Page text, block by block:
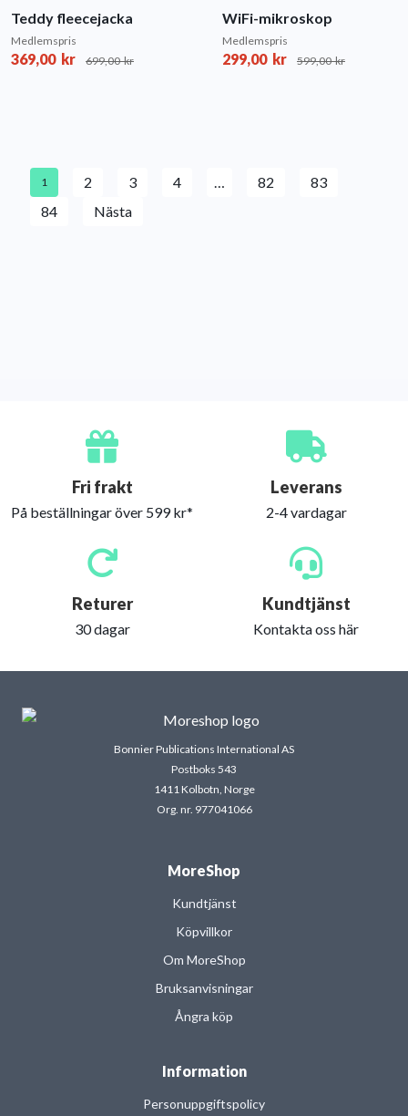
Teddy fleecejacka
Medlemspris
369,00 kr 699,00kr
WiFi-mikroskop
Medlemspris
299,00 kr 599,00kr
1 2 3 4 … 82
83
84
Nästa
Fri frakt
På beställningar över 599 kr*
Leverans
2-4 vardagar
Returer
30 dagar
Kundtjänst
Kontakta oss här
Bonnier Publications International AS
Postboks 543
1411 Kolbotn, Norge
Org. nr. 977041066
MoreShop
Kundtjänst
Köpvillkor
Om MoreShop
Bruksanvisningar
Ångra köp
Information
Personuppgiftspolicy